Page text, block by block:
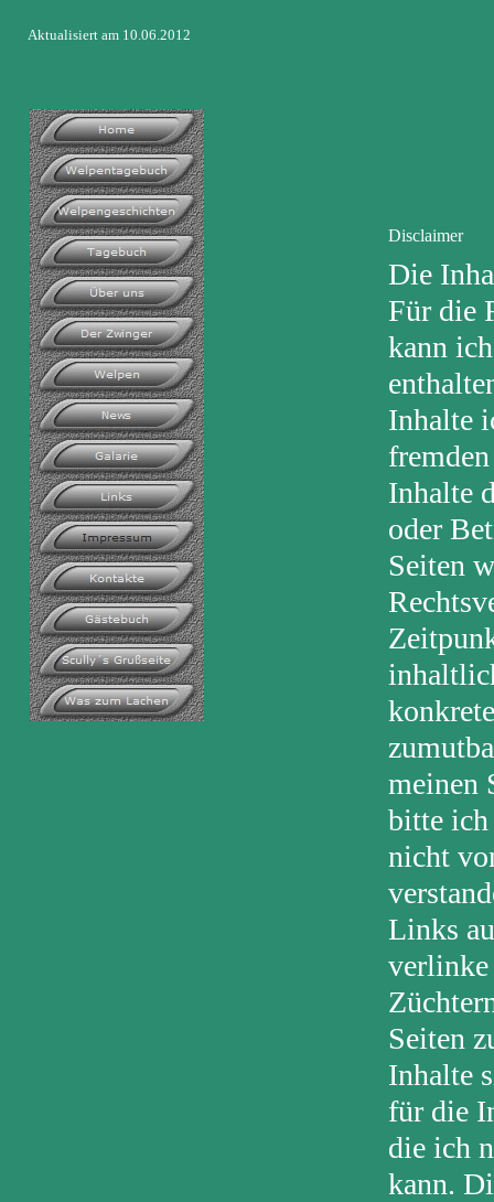
Aktualisiert am 10.06.2012
Disclaimer
Die
Für die
kann
Inhalte
Inhalte
oder
Seiten
meinen
bitte ich
nicht
Links
verlinke
Seiten
Inhalte
für die
die ich
kann.